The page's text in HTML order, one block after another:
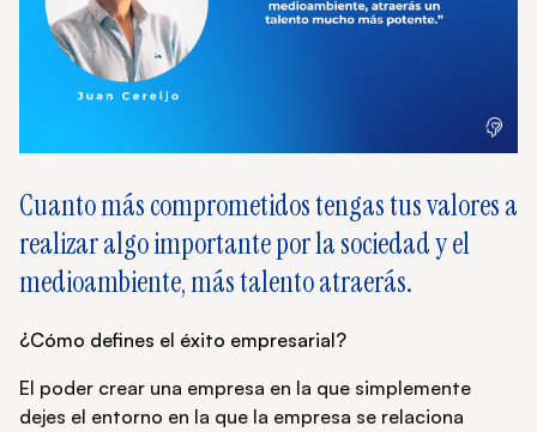
Cuanto más comprometidos tengas tus valores a
realizar algo importante por la sociedad y el
medioambiente, más talento atraerás.
¿Cómo defines el éxito empresarial?
El poder crear una empresa en la que simplemente
dejes el entorno en la que la empresa se relaciona